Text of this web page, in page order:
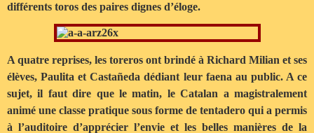
différents toros des paires dignes d’éloge.
A quatre reprises, les toreros ont brindé à Richard Milian et ses
élèves, Paulita et Castañeda dédiant leur faena au public. A ce
sujet, il faut dire que le matin, le Catalan a magistralement
animé une classe pratique sous forme de tentadero qui a permis
à l’auditoire d’apprécier l’envie et les belles manières de la